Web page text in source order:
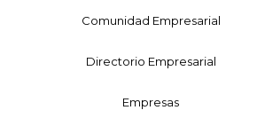
Comunidad Empresarial
Directorio Empresarial
Empresas